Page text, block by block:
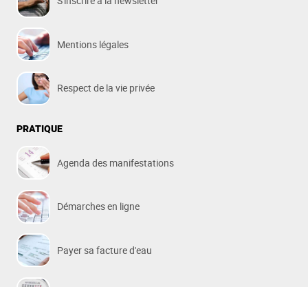
Mentions légales
Respect de la vie privée
PRATIQUE
Agenda des manifestations
Démarches en ligne
Payer sa facture d'eau